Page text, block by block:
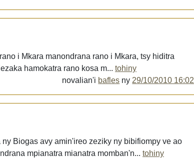
i Mkara manondrana rano i Mkara, tsy hiditra
hamokatra rano kosa m... tohiny
novalian'i bafles ny 29/10/2010 16:02
Biogas avy amin'ireo zeziky ny bibifiompy ve ao
mpianatra mianatra momban'n... tohiny